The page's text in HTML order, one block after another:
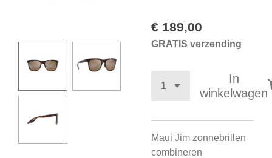
€ 189,00
GRATIS verzending
In
winkelwagen
Maui Jim zonnebrillen
combineren